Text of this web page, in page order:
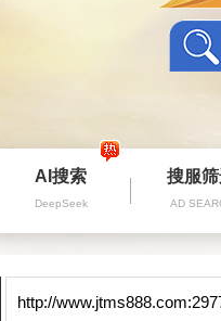
AI搜索
DeepSeek
搜服
AD